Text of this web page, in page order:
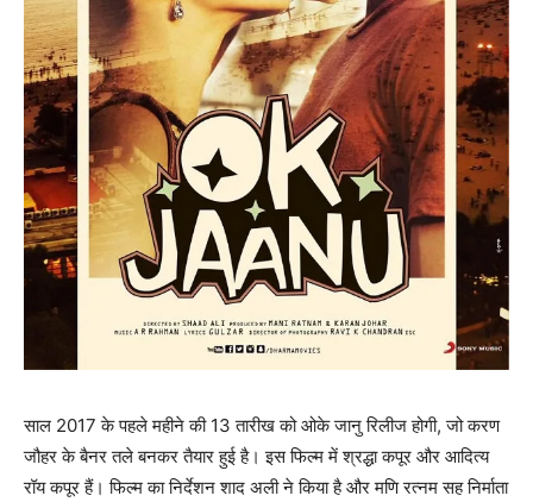
साल 2017 के पहले महीने की 13 तारीख को ओके जानु रिलीज होगी, जो करण
जौहर के बैनर तले बनकर तैयार हुई है। इस फिल्‍म में श्रद्धा कपूर और आदित्‍य
रॉय कपूर हैं। फिल्‍म का निर्देशन शाद अली ने किया है और मणि रत्‍नम सह निर्माता